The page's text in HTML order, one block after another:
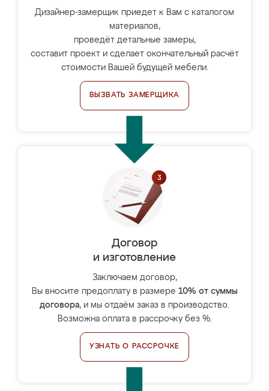
Дизайнер-замерщик приедет к Вам с каталогом
материалов,
проведёт детальные замеры,
составит проект и сделает окончательный расчёт
стоимости Вашей будущей мебели.
ВЫЗВАТЬ ЗАМЕРЩИКА
Договор
и изготовление
Заключаем договор,
Вы вносите предоплату в размере 10% от суммы
договора, и мы отдаём заказ в производство.
Возможна оплата в рассрочку без %.
УЗНАТЬ О РАССРОЧКЕ